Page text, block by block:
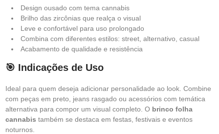
Design ousado com tema cannabis
Brilho das zircônias que realça o visual
Leve e confortável para uso prolongado
Combina com diferentes estilos: street, alternativo, casual
Acabamento de qualidade e resistência
🎯 Indicações de Uso
Ideal para quem deseja adicionar personalidade ao look. Combine
com peças em preto, jeans rasgado ou acessórios com temática
alternativa para compor um visual completo. O brinco folha
cannabis também se destaca em festas, festivais e eventos
noturnos.